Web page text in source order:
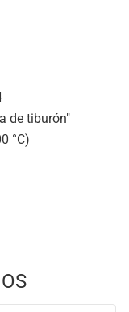
de tiburón"
°C)